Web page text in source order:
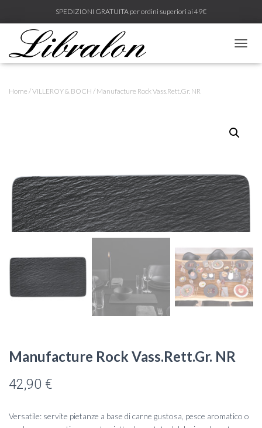
SPEDIZIONI GRATUITA per ordini superiori ai 49€
A
T
O
G
G
L
E
Home /VILLEROY & BOCH / Manufacture Rock Vass.Rett.Gr. NR
Manufacture Rock Vass.Rett.Gr. NR
42,90 €
Versatile: servite pietanze a base di carne gustosa, pesce aromatico o